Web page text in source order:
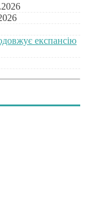
експансію